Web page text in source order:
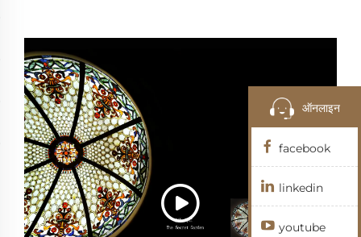
ऑनलाइन
facebook
linkedin
youtube